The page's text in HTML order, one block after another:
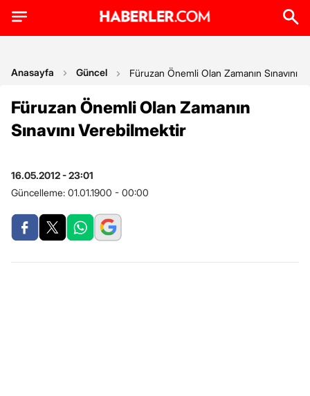
Anasayfa Güncel Füruzan Önemli Olan Zamanın Sınavını
Füruzan Önemli Olan Zamanın
Sınavını Verebilmektir
16.05.2012 - 23:01
Güncelleme: 01.01.1900 - 00:00